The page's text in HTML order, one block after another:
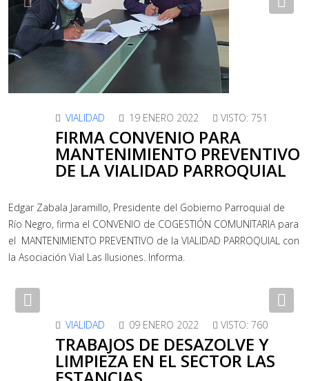
Previous
VIALIDAD 19 ENERO 2022 VISTO: 751
FIRMA CONVENIO PARA
MANTENIMIENTO PREVENTIVO
DE LA VIALIDAD PARROQUIAL
Edgar Zabala Jaramillo, Presidente del Gobierno Parroquial de
Río Negro, firma el CONVENIO de COGESTIÓN COMUNITARIA para
el MANTENIMIENTO PREVENTIVO de la VIALIDAD PARROQUIAL con
la Asociación Vial Las Ilusiones. Informa.
Previous
VIALIDAD 09 ENERO 2022 VISTO: 760
TRABAJOS DE DESAZOLVE Y
LIMPIEZA EN EL SECTOR LAS